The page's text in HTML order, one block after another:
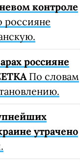
контроле
россияне
россияне
По словам
утрачено